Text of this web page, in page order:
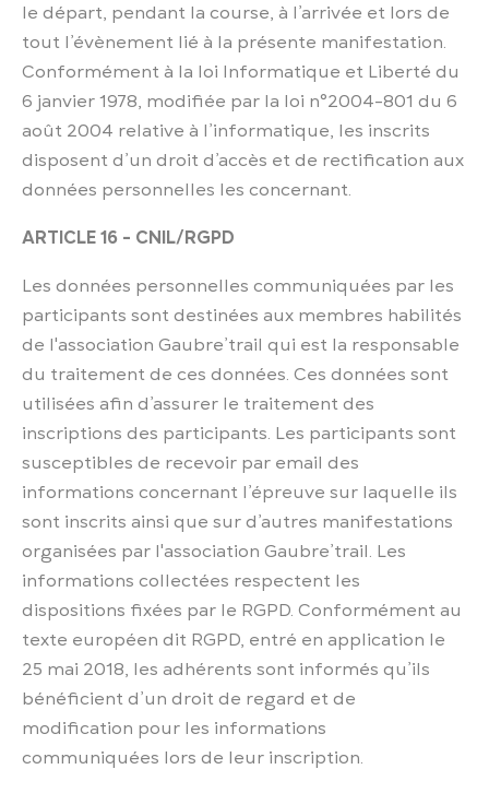
le départ, pendant la course, à l’arrivée et lors de
tout l’évènement lié à la présente manifestation.
Conformément à la loi Informatique et Liberté du
6 janvier 1978, modifiée par la loi n°2004-801 du 6
août 2004 relative à l’informatique, les inscrits
disposent d’un droit d’accès et de rectification aux
données personnelles les concernant.
ARTICLE 16 - CNIL/RGPD
Les données personnelles communiquées par les
participants sont destinées aux membres habilités
de l'association Gaubre’trail qui est la responsable
du traitement de ces données. Ces données sont
utilisées afin d’assurer le traitement des
inscriptions des participants. Les participants sont
susceptibles de recevoir par email des
informations concernant l’épreuve sur laquelle ils
sont inscrits ainsi que sur d’autres manifestations
organisées par l'association Gaubre’trail. Les
informations collectées respectent les
dispositions fixées par le RGPD. Conformément au
texte européen dit RGPD, entré en application le
25 mai 2018, les adhérents sont informés qu’ils
bénéficient d’un droit de regard et de
modification pour les informations
communiquées lors de leur inscription.